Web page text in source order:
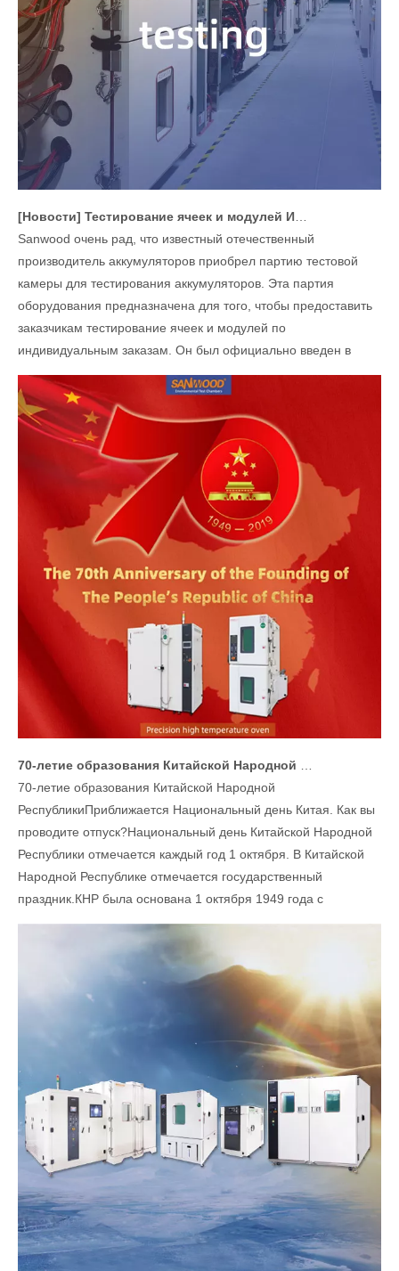
[Новости] Тестирование ячеек и модулей Индивидуальные решения
Sanwood очень рад, что известный отечественный
производитель аккумуляторов приобрел партию тестовой
камеры для тестирования аккумуляторов. Эта партия
оборудования предназначена для того, чтобы предоставить
заказчикам тестирование ячеек и модулей по
индивидуальным заказам. Он был официально введен в
70-летие образования Китайской Народной
РеспубликиПриближается Национальный день Китая. Как вы
проводите отпуск?Национальный день Китайской Народной
Республики отмечается каждый год 1 октября. В Китайской
Народной Республике отмечается государственный
праздник.КНР была основана 1 октября 1949 года с